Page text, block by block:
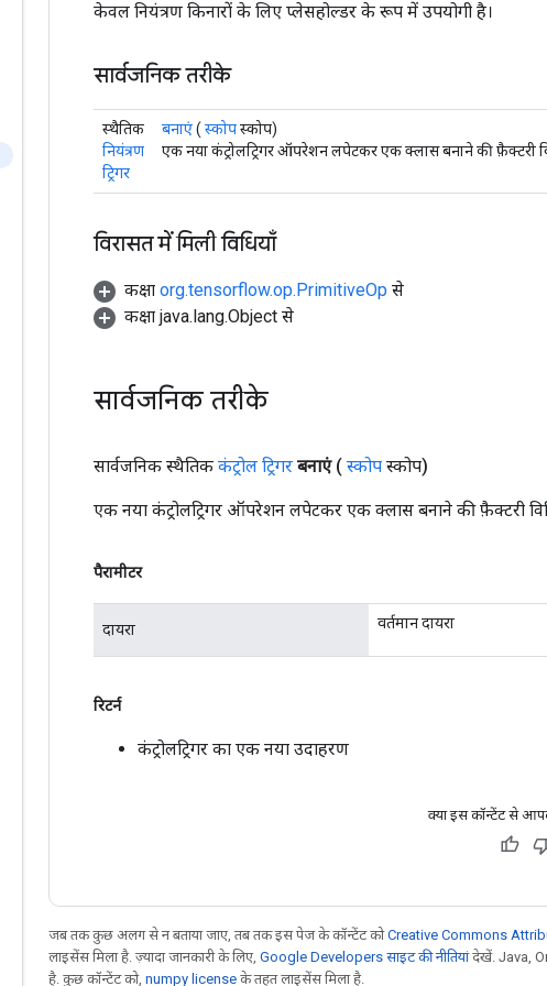
केवल नियंत्रण किनारों के लिए प्लेसहोल्डर के रूप में उपयोगी है।
सार्वजनिक तरीके
स्थैतिक
नियंत्रण
ट्रिगर
बनाएं( स्कोपस्कोप)
एक नया कंट्रोलट्रिगर ऑपरेशन लपेटकर एक क्लास बनाने की फ़ैक्टरी
विरासत में मिली विधियाँ
कक्षा org.tensorflow.op.PrimitiveOp से
कक्षा java.lang.Object से
सार्वजनिक तरीके
सार्वजनिक स्थैतिक कंट्रोल ट्रिगर बनाएं ( स्कोप स्कोप)
एक नया कंट्रोलट्रिगर ऑपरेशन लपेटकर एक क्लास बनाने की फ़ैक्टरी
पैरामीटर
दायरा वर्तमान दायरा
रिटर्न
कंट्रोलट्रिगर का एक नया उदाहरण
क्या इस कॉन्टेंट से
जब तक कुछ अलग से न बताया जाए, तब तक इस पेज के कॉन्टेंट कोCreative Commons
लाइसेंस मिला है. ज़्यादा जानकारी के लिए, Google Developers साइट की नीतियांदेखें. Java,
है. कुछ कॉन्टेंट को, numpy license के तहत लाइसेंस मिला है.